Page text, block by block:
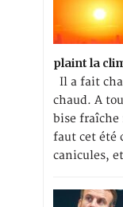
plaint la
Il a fait
chaud. A
bise fraîche
faut cet été
canicules,